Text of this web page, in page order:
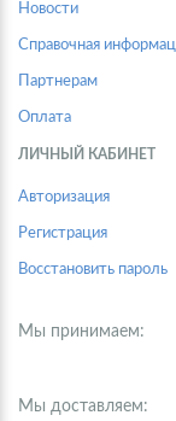
Новости
Справочная
Партнерам
Оплата
ЛИЧНЫЙ КАБИНЕТ
Авторизация
Регистрация
Восстановить пароль
Мы принимаем:
Мы доставляем: